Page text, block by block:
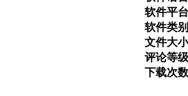
软件平台
软件类别
文件大小
评论等级
下载次数